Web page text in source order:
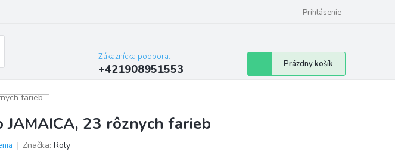
údajov Prihlásenie
Zákaznícka podpora:
+421908951553
Nákupný
košík
Prázdny košík
farieb
JAMAICA, 23 rôznych farieb
Značka: Roly